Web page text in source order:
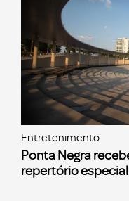
Entretenimento
Ponta Negra
repertório